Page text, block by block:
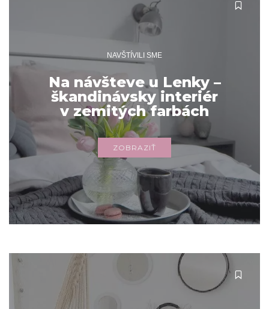
NAVŠTÍVILI SME
Na návšteve u Lenky –
škandinávsky interiér
v zemitých farbách
ZOBRAZIŤ